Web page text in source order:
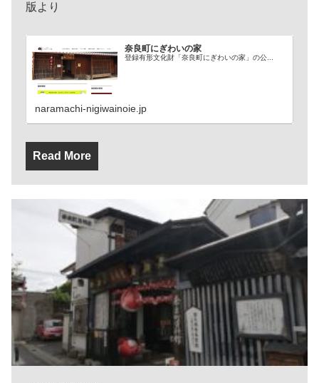
版より
奈良町にぎわいの家
登録有形文化財「奈良町にぎわいの家」の公...
naramachi-nigiwainoie.jp
Read More